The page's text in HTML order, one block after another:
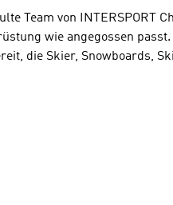
Team von INTERSPORT
wie angegossen
die Skier, Snowboards,